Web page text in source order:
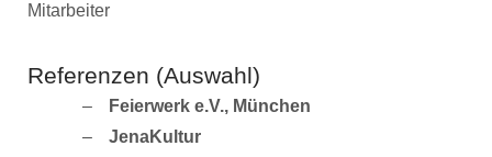
Mitarbeiter
Referenzen (Auswahl)
Feierwerk e.V., München
JenaKultur